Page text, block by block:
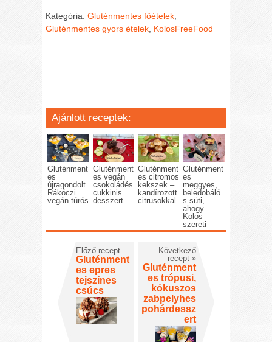
Kategória:Gluténmentes főételek
Gluténmentes gyors ételek KolosFreeFood
Ajánlott receptek:
Gluténment
es
újragondolt
Rákóczi
vegán túrós
Gluténment
es vegán
csokoládés
cukkinis
desszert
Gluténment
es citromos
kekszek –
kandírozott
citrusokkal
Gluténment
es
meggyes,
beledobáló
s süti,
ahogy
Kolos
szereti
Előző recept
Gluténment
es epres
tejszínes
csúcs
Következő
recept »
Gluténment
es trópusi,
kókuszos
zabpelyhes
pohárdessz
ert